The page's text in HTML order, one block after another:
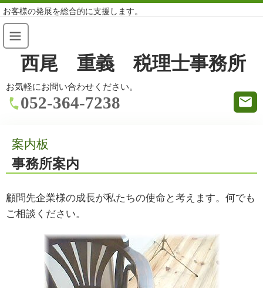
お客様の発展を総合的に支援します。
西尾 重義 税理士事務所
お気軽にお問い合わせください。
052-364-7238
案内板
事務所案内
顧問先企業様の成長が私たちの使命と考えます。何でも
ご相談ください。